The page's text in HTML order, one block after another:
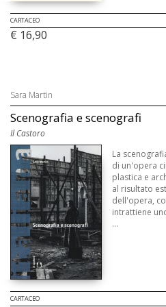
CARTACEO
€ 16,90
Sara Martin
Scenografia e scenografi
Il Castoro
La
di un'opera
plastica e
al risultato
dell'opera,
intrattiene
...
CARTACEO